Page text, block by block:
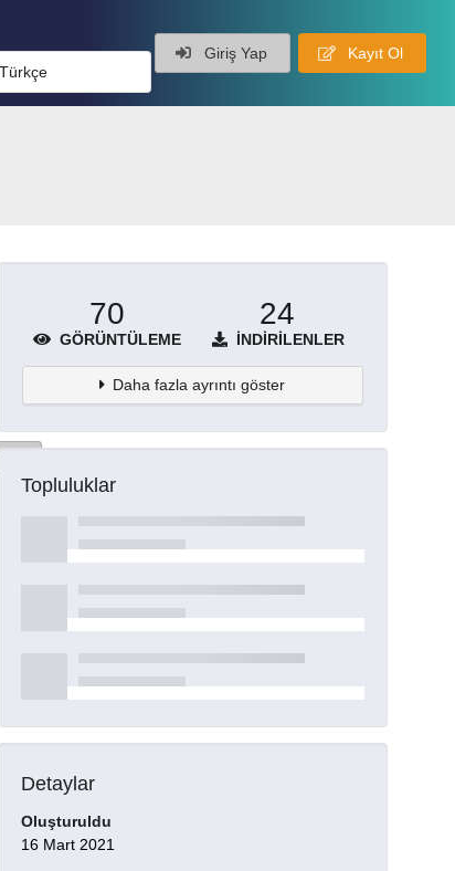
Türkçe
Giriş Yap Kayıt Ol
70
GÖRÜNTÜLEME
24
İNDIRILENLER
Daha fazla ayrıntı göster
Topluluklar
Detaylar
Oluşturuldu
16 Mart 2021